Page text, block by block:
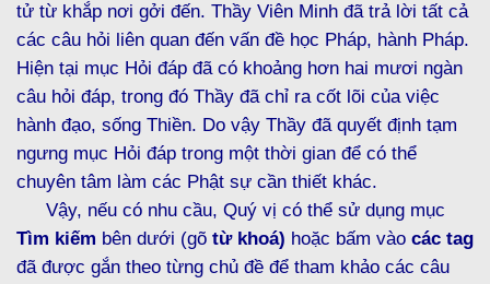
tử từ khắp nơi gởi đến. Thầy Viên Minh đã trả lời tất cả
các câu hỏi liên quan đến vấn đề học Pháp, hành Pháp.
Hiện tại mục Hỏi đáp đã có khoảng hơn hai mươi ngàn
câu hỏi đáp, trong đó Thầy đã chỉ ra cốt lõi của việc
hành đạo, sống Thiền. Do vậy Thầy đã quyết định tạm
ngưng mục Hỏi đáp trong một thời gian để có thể
chuyên tâm làm các Phật sự cần thiết khác.
Vậy, nếu có nhu cầu, Quý vị có thể sử dụng mục
Tìm kiếm bên dưới (gõ từ khoá) hoặc bấm vào các tag
đã được gắn theo từng chủ đề để tham khảo các câu